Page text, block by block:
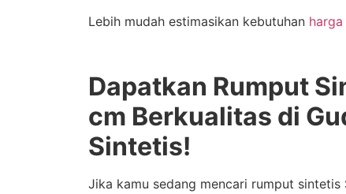
Lebih mudah estimasikan kebutuhan
Dapatkan Rumput
cm Berkualitas di
Sintetis!
Jika kamu sedang mencari rumput